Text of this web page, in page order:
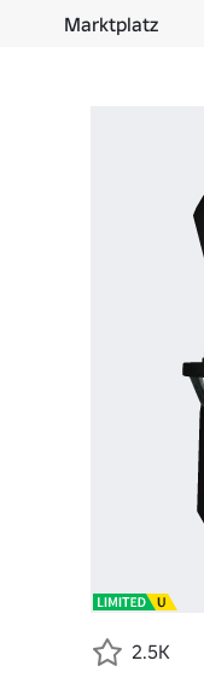
Marktplatz
2.5K